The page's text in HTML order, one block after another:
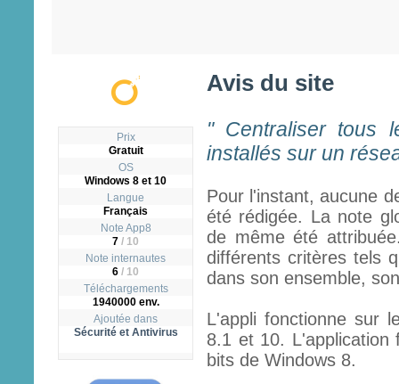
Prix
Gratuit
OS
Windows 8 et 10
Langue
Français
Note App8
7 / 10
Note internautes
6 / 10
Téléchargements
1940000 env.
Ajoutée dans
Sécurité et Antivirus
Avis du site
" Centraliser tous
installés sur un
Pour l'instant, aucune
été rédigée. La note
de même été
différents critères tels
dans son ensemble,
L'appli fonctionne sur
8.1 et 10. L'application
bits de Windows 8.